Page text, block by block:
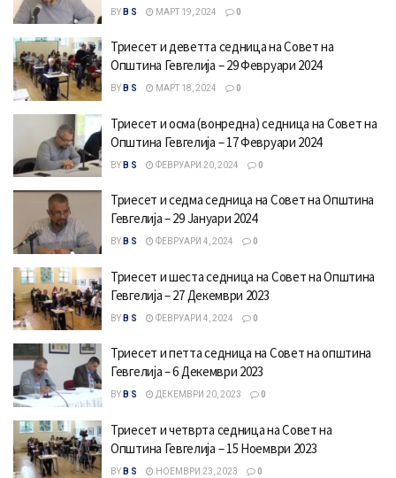
BY B S МАРТ 19, 2024 0
Триесет и деветта седница на Совет на
Општина Гевгелија – 29 Февруари 2024
BY B S МАРТ 18, 2024 0
Триесет и осма (вонредна) седница на Совет на
Општина Гевгелија – 17 Февруари 2024
BY B S ФЕВРУАРИ 20, 2024 0
Триесет и седма седница на Совет на Општина
Гевгелија – 29 Јануари 2024
BY B S ФЕВРУАРИ 4, 2024 0
Триесет и шеста седница на Совет на Општина
Гевгелија – 27 Декември 2023
BY B S ФЕВРУАРИ 4, 2024 0
Триесет и петта седница на Совет на општина
Гевгелија – 6 Декември 2023
BY B S ДЕКЕМВРИ 20, 2023 0
Триесет и четврта седница на Совет на
Општина Гевгелија – 15 Ноември 2023
BY B S НОЕМВРИ 23, 2023 0